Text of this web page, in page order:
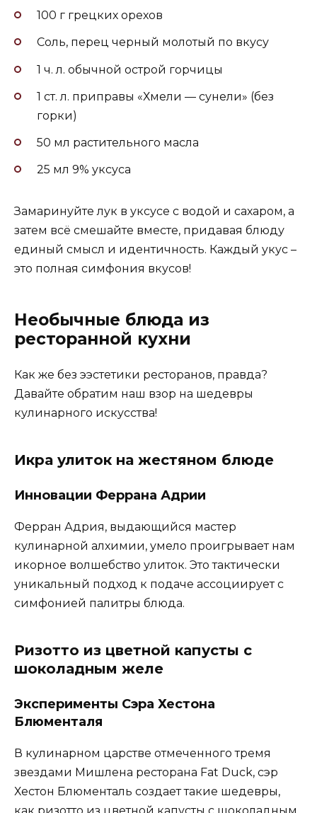
100 г грецких орехов
Соль, перец черный молотый по вкусу
1 ч. л. обычной острой горчицы
1 ст. л. приправы «Хмели — сунели» (без
горки)
50 мл растительного масла
25 мл 9% уксуса
Замаринуйте лук в уксусе с водой и сахаром, а
затем всё смешайте вместе, придавая блюду
единый смысл и идентичность. Каждый укус –
это полная симфония вкусов!
Необычные блюда из
ресторанной кухни
Как же без ээстетики ресторанов, правда?
Давайте обратим наш взор на шедевры
кулинарного искусства!
Икра улиток на жестяном блюде
Инновации Феррана Адрии
Ферран Адрия, выдающийся мастер
кулинарной алхимии, умело проигрывает нам
икорное волшебство улиток. Это тактически
уникальный подход к подаче ассоциирует с
симфонией палитры блюда.
Ризотто из цветной капусты с
шоколадным желе
Эксперименты Сэра Хестона
Блюменталя
В кулинарном царстве отмеченного тремя
звездами Мишлена ресторана Fat Duck, сэр
Хестон Блюменталь создает такие шедевры,